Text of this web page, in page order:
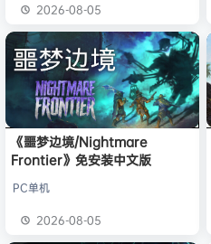
2026-08-05
《噩梦边境/Nightmare
Frontier》免安装中文版
PC单机
2026-08-05